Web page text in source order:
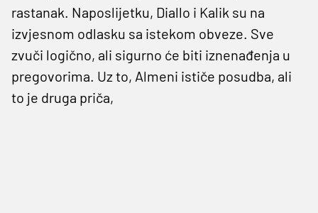
rastanak. Naposlijetku, Diallo i Kalik su na
izvjesnom odlasku sa istekom obveze. Sve
zvuči logično, ali sigurno će biti iznenađenja u
pregovorima. Uz to, Almeni ističe posudba, ali
to je druga priča,